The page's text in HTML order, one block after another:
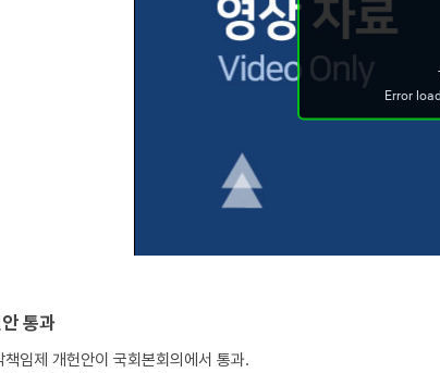
통과
임제 개헌안이 국회본회의에서 통과.